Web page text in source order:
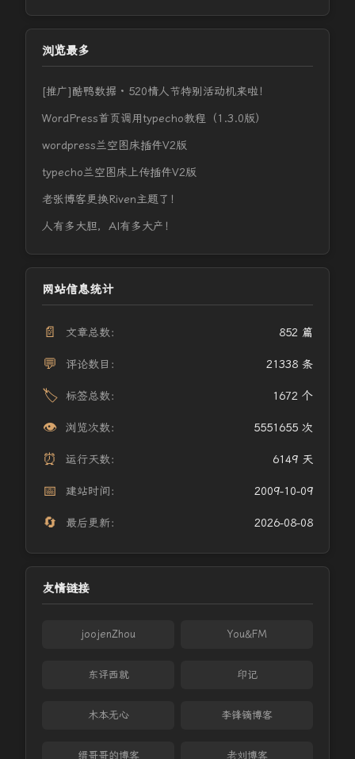
浏览最多
[推广]酷鸭数据 · 520情人节特别活动机来啦！
WordPress首页调用typecho教程（1.3.0版）
wordpress兰空图床插件V2版
typecho兰空图床上传插件V2版
老张博客更换Riven主题了！
人有多大胆，AI有多大产！
网站信息统计
📄 文章总数： 852 篇
💬 评论数目： 21338 条
🏷️ 标签总数： 1672 个
👁️ 浏览次数： 5551655 次
⏰ 运行天数： 6149 天
📅 建站时间： 2009-10-09
🔄 最后更新： 2026-08-08
友情链接
joojenZhou You&FM
东评西就 印记
木本无心 李锋镝博客
缙哥哥的博客 老刘博客